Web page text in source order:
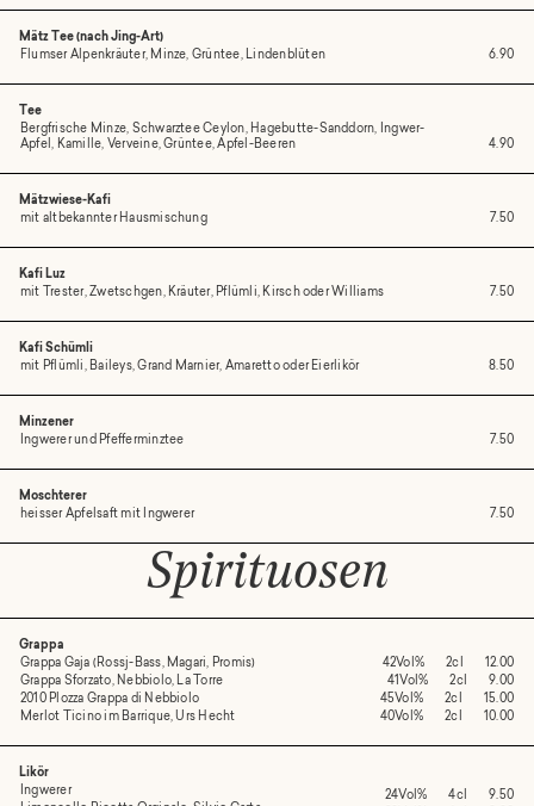
Mätz Tee (nach Jing-Art)
Flumser Alpenkräuter, Minze, Grüntee, Lindenblüten 6.90
Tee
Bergfrische Minze, Schwarztee Ceylon, Hagebutte-Sanddorn, Ingwer-
Apfel, Kamille, Verveine, Grüntee, Apfel-Beeren
4.90
Mätzwiese-Kafi
mit altbekannter Hausmischung 7.50
Kafi Luz
mit Trester, Zwetschgen, Kräuter, Pflümli, Kirsch oder Williams 7.50
Kafi Schümli
mit Pflümli, Baileys, Grand Marnier, Amaretto oder Eierlikör 8.50
Minzener
Ingwerer und Pfefferminztee 7.50
Moschterer
heisser Apfelsaft mit Ingwerer 7.50
Spirituosen
Grappa
Grappa Gaja (Rossj-Bass, Magari, Promis)
Grappa Sforzato, Nebbiolo, La Torre
2010 Plozza Grappa di Nebbiolo
Merlot Ticino im Barrique, Urs Hecht
42Vol% 2cl
12.00
41Vol%
2cl
9.00
45Vol%
2cl
15.00
40Vol%
2cl 10.00
Likör
Ingwerer
24Vol% 4cl
9.50